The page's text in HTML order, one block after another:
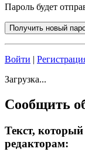
Пароль будет
Войти |
Загрузка...
Сообщить
Текст,
редакторам: